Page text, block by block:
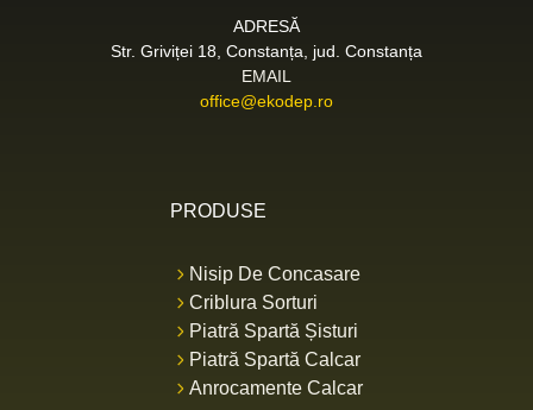
PRODUSE
Nisip De Concasare
Criblura Sorturi
Piatră Spartă Șisturi
Piatră Spartă Calcar
Anrocamente Calcar
ADRESĂ
Str. Griviței 18, Constanța, jud. Constanța
EMAIL
office@ekodep.ro